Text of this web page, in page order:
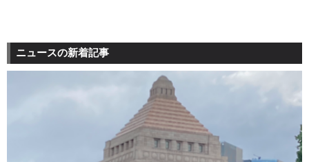
ニュースの新着記事